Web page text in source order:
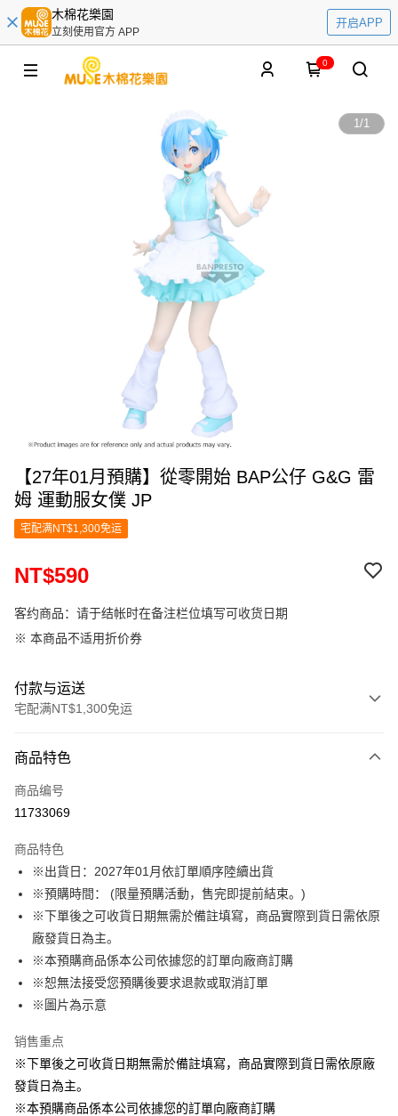
木棉花樂園
立刻使用官方 APP
开启APP
0
1/1
【27年01月預購】從零開始 BAP公仔 G&G 雷
姆 運動服女僕 JP
宅配满NT$1,300免运
NT$590
客约商品：请于结帐时在备注栏位填写可收货日期
※ 本商品不适用折价券
付款与运送
宅配满NT$1,300免运
信用卡一次付款
LINE Pay
悠遊付
Google Pay
ATM付款
运送方式
預購訂單-宅配專用(🔺不同預購月份建議分開結帳，避免整筆訂單等
每笔NT$100，满NT$1,300(含以上)免运费
預購訂單-離島宅配專用-(澎湖/金門/馬祖)(🔺不同預購月份建議分開
結帳，避免整筆訂單等超久)
商品特色
商品编号
11733069
商品特色
※出貨日：2027年01月依訂單順序陸續出貨
※預購時間： (限量預購活動，售完即提前結束。)
※下單後之可收貨日期無需於備註填寫，商品實際到貨日需依原
廠發貨日為主。
※本預購商品係本公司依據您的訂單向廠商訂購
※恕無法接受您預購後要求退款或取消訂單
※圖片為示意
销售重点
※下單後之可收貨日期無需於備註填寫，商品實際到貨日需依原廠
發貨日為主。
※本預購商品係本公司依據您的訂單向廠商訂購